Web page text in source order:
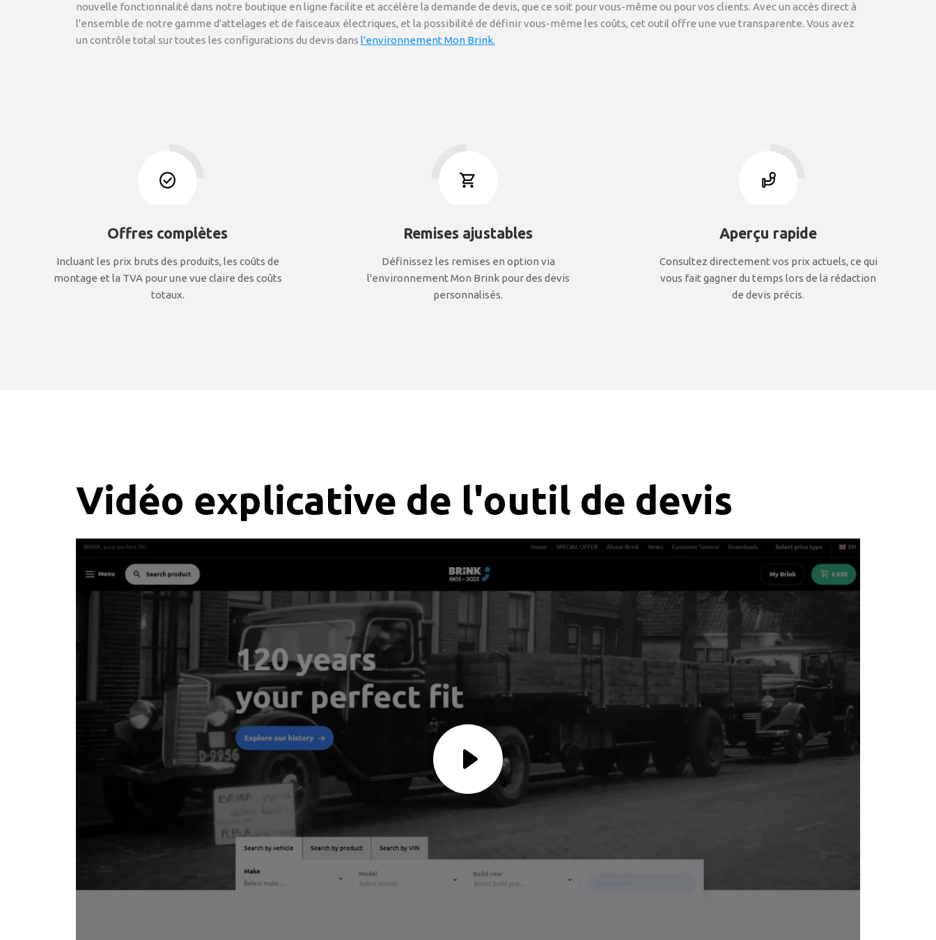
nouvelle fonctionnalité dans notre boutique en ligne facilite et accélère la demande de devis, que ce soit pour vous-même ou pour vos clients. Avec un accès direct à
l'ensemble de notre gamme d'attelages et de faisceaux électriques, et la possibilité de définir vous-même les coûts, cet outil offre une vue transparente. Vous avez
un contrôle total sur toutes les configurations du devis dans l'environnement Mon Brink.
Offres complètes
Incluant les prix bruts des produits, les coûts de
montage et la TVA pour une vue claire des coûts
totaux.
Remises ajustables
Définissez les remises en option via
l'environnement Mon Brink pour des devis
personnalisés.
Aperçu rapide
Consultez directement vos prix actuels, ce qui
vous fait gagner du temps lors de la rédaction
de devis précis.
Vidéo explicative de l'outil de devis